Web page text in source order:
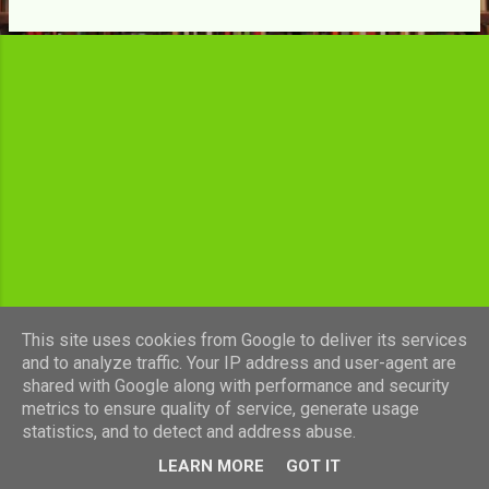
l
Fourni par Blogger
This site uses cookies from Google to deliver its services
and to analyze traffic. Your IP address and user-agent are
shared with Google along with performance and security
metrics to ensure quality of service, generate usage
statistics, and to detect and address abuse.
LEARN MORE GOT IT